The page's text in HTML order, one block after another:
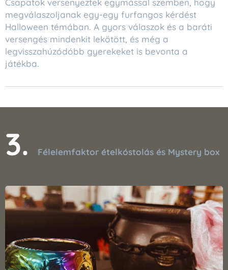
Csapatok versenyeztek egymással szemben, hogy
megválaszoljanak egy-egy furfangos kérdést
Halloween témában. A gyors válaszok és a baráti
versengés mindenkit lekötött, és még a
legvisszahúzódóbb gyerekeket is bevonta a
játékba.
3. Félelemfaktor ételkóstolás és Mystery box